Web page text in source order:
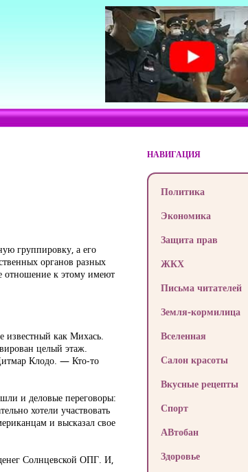
группировку, а его
органов разных
отношение к этому имеют
известный как Михась.
целый этаж.
Клодо. — Кто-то
и деловые переговоры:
хотели участвовать
и высказал свое
Солнцевской ОПГ. И,
НАВИГАЦИЯ
Политика
Экономика
Защита прав
ЖКХ
Письма читателей
Земля-кормилица
Вселенная
Салон красоты
Вкусные рецепты
Спорт
АВтобан
Здоровье